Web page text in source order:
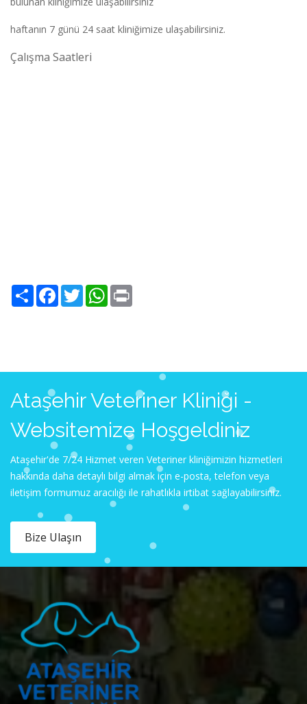
haftanın 7 günü 24 saat kliniğimize ulaşabilirsiniz.
Çalışma Saatleri
Share Facebook
TwitterWhatsApp
Ataşehir Veteriner Kliniği -
Websitemize Hoşgeldiniz
Ataşehir'de 7/24 Hizmet veren Veteriner kliniğimizin hizmetleri
hakkında daha detaylı bilgi almak için e-posta, telefon veya
iletişim formumuz aracılığı ile rahatlıkla irtibat sağlayabilirsiniz.
Bize Ulaşın